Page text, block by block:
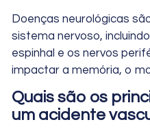
Doenças neurológicas
sistema nervoso,
espinhal e os nervos
impactar a memória, o
Quais são os
um acidente